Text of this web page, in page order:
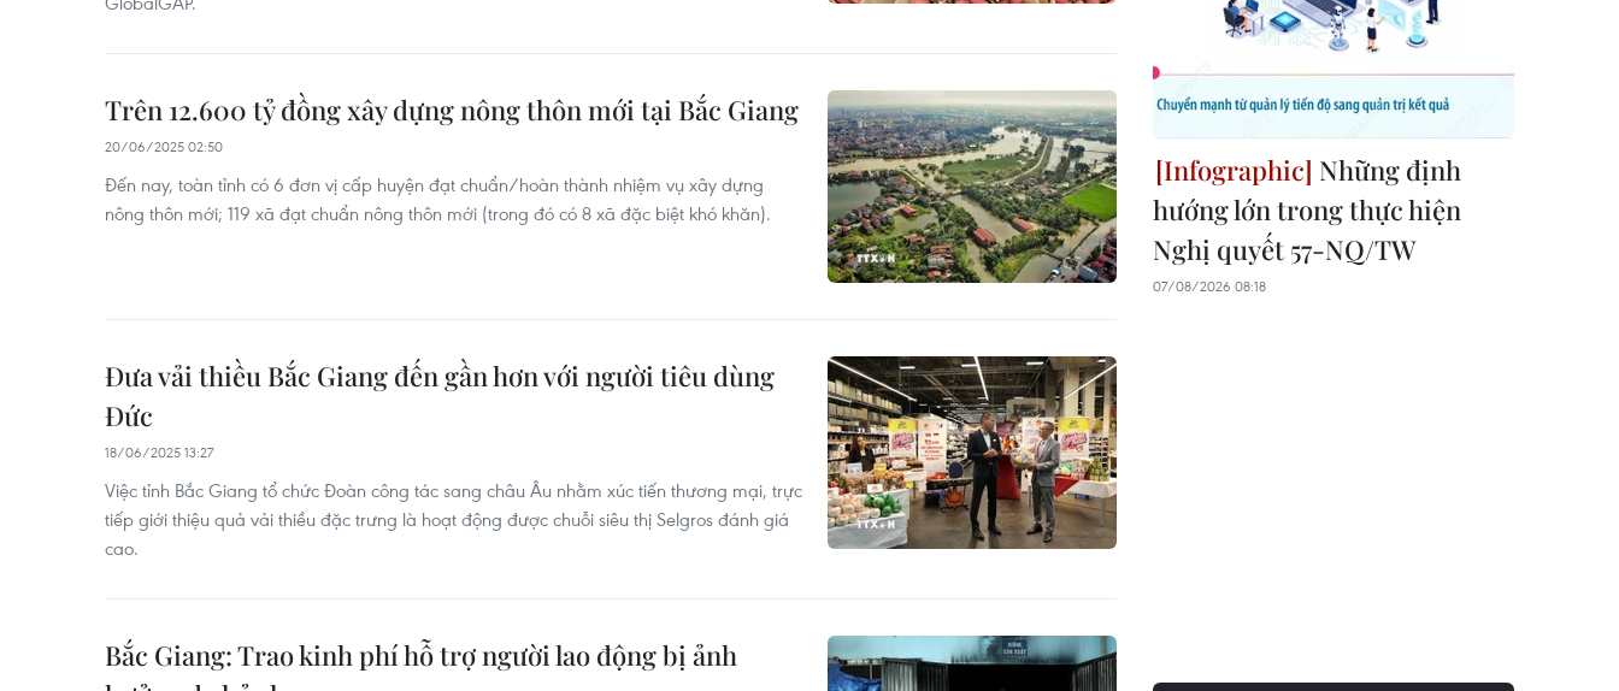
Trên 12.600 tỷ đồng xây dựng nông thôn mới tại Bắc Giang
20/06/2025 02:50
Đến nay, toàn tỉnh có 6 đơn vị cấp huyện đạt chuẩn/hoàn thành nhiệm vụ xây dựng
nông thôn mới; 119 xã đạt chuẩn nông thôn mới (trong đó có 8 xã đặc biệt khó khăn).
Đưa vải thiều Bắc Giang đến gần hơn với người tiêu dùng
Đức
18/06/2025 13:27
Việc tỉnh Bắc Giang tổ chức Đoàn công tác sang châu Âu nhằm xúc tiến thương mại, trực
tiếp giới thiệu quả vải thiều đặc trưng là hoạt động được chuỗi siêu thị Selgros đánh giá
cao.
Bắc Giang: Trao kinh phí hỗ trợ người lao động bị ảnh
Những định
hướng lớn trong thực hiện
Nghị quyết 57-NQ/TW
07/08/2026 08:18